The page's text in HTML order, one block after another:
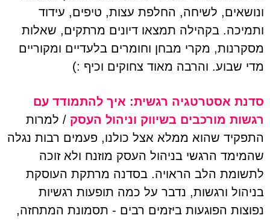
ונושאים, לשיחה, החלפת עצות, טיפים, עידוד
ותמיכה. בקהילה תמצאו דיונים מרתקים, שאלות
מסקרנות, מקרי מבחן וחומרים בלעדיים ומקוריים
מדי שבוע. והרבה מאוד צחוקים וכיף :)
סדנת אסטרטגיה רגשית: איך להתמודד עם
רגשות מורכבים בשיווק וניהול העסק/ למרות
התפקיד שהוא ממלא אצל כולנו, פעמים רבות נגלה
שהמימד הרגשי בניהול העסק מוזנח ולא זוכה
לתשומת הלב הראויה. בסדנה מרתקת העוסקת
בניהול ורגשות, נדבר על כמה תופעות רגשיות
נפוצות הפוגעות ביזמים רבים - תסמונת המתחזה,